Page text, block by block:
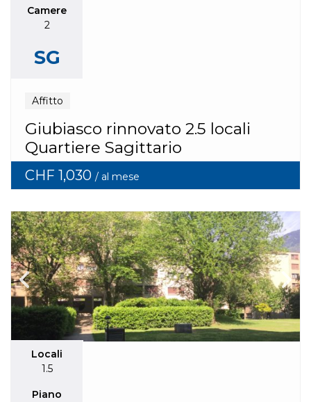
Camere
2
SG
Affitto
Giubiasco rinnovato 2.5 locali
Quartiere Sagittario
CHF 1,030/ al mese
Locali
1.5
Piano